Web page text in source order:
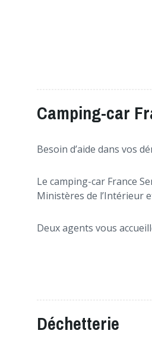
Camping-car
Besoin d’aide dans vos
Le camping-car France
Ministères de l’Intérieur
Deux agents vous
Déchetterie